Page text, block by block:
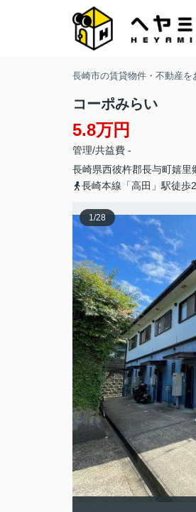
長崎市の賃貸物件・不動産
コーポみらい
5.8万円
管理/共益費 -
長崎県西彼杵郡長与町嬉里
長崎本線「高田」駅徒歩
1/28